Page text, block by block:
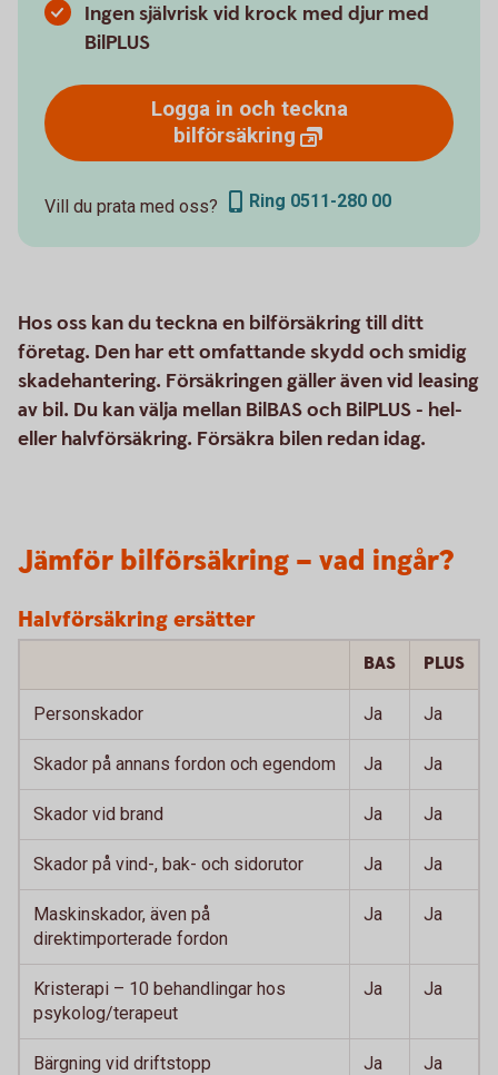
Ingen självrisk vid krock med djur med
BilPLUS
Logga in och teckna
bilförsäkring
Vill du prata med oss? Ring 0511-280 00
Hos oss kan du teckna en bilförsäkring till ditt
företag. Den har ett omfattande skydd och smidig
skadehantering. Försäkringen gäller även vid leasing
av bil. Du kan välja mellan BilBAS och BilPLUS - hel-
eller halvförsäkring. Försäkra bilen redan idag.
Jämför bilförsäkring – vad ingår?
Halvförsäkring ersätter
BAS PLUS
Personskador Ja Ja
Skador på annans fordon och egendom Ja Ja
Skador vid brand Ja Ja
Skador på vind-, bak- och sidorutor Ja Ja
Maskinskador, även på
direktimporterade fordon
Ja Ja
Kristerapi – 10 behandlingar hos
psykolog/terapeut
Ja Ja
Bärgning vid driftstopp Ja Ja